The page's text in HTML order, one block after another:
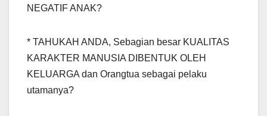
NEGATIF ANAK?
* TAHUKAH ANDA, Sebagian besar KUALITAS
KARAKTER MANUSIA DIBENTUK OLEH
KELUARGA dan Orangtua sebagai pelaku
utamanya?